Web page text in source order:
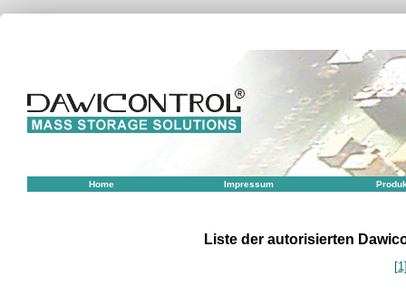
Home Impressum
Liste der autorisierten